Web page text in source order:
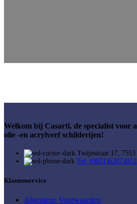
Welkom bij Casarti, de specialist voor
olie -en acrylverf schilderijen!
Twijnstraat 17,
Tel:
Klantenservice
Algemene Voorwaarden